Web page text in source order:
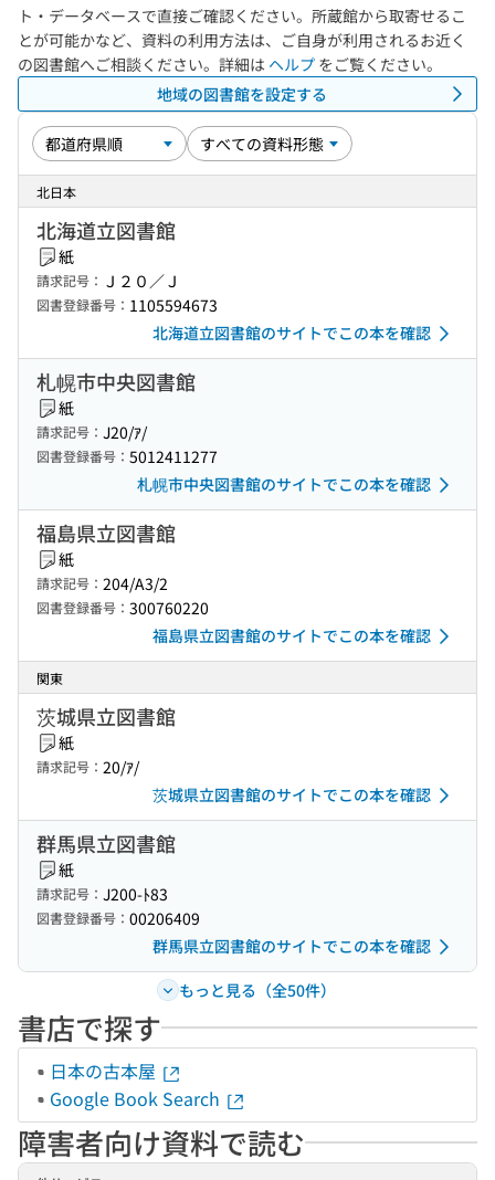
ト・データベースで直接ご確認ください。所蔵館から取寄せるこ
とが可能かなど、資料の利用方法は、ご自身が利用されるお近く
の図書館へご相談ください。詳細は ヘルプ をご覧ください。
地域の図書館を設定する
北日本
北海道立図書館
紙
請求記号： Ｊ２０／Ｊ
図書登録番号： 1105594673
北海道立図書館のサイトでこの本を確認
札幌市中央図書館
紙
請求記号： J20/ｱ/
図書登録番号： 5012411277
札幌市中央図書館のサイトでこの本を確認
福島県立図書館
紙
請求記号： 204/A3/2
図書登録番号： 300760220
福島県立図書館のサイトでこの本を確認
関東
茨城県立図書館
紙
請求記号： 20/ｱ/
茨城県立図書館のサイトでこの本を確認
群馬県立図書館
紙
請求記号： J200-ﾄ83
図書登録番号： 00206409
群馬県立図書館のサイトでこの本を確認
もっと見る（全50件）
書店で探す
日本の古本屋
Google Book Search
障害者向け資料で読む